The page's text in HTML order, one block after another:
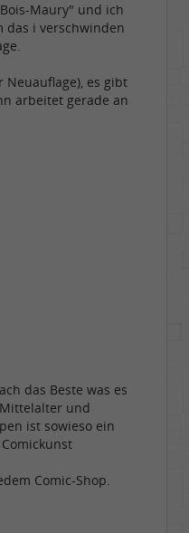
Maury" und ich
das i verschwinden
es gibt
arbeitet gerade an
das Beste was es
und
ist sowieso ein
Comic-Shop.